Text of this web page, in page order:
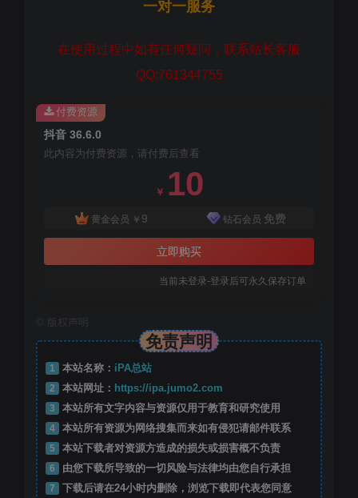
一对一服务
在使用过程中如有任何疑问，联系站长客服
QQ:761344755
抖音 36.6.0
此内容为付费资源，请付费后查看
￥ 10
黄金会员 ￥ 9 钻石会员 免费
立即购买
当前未登录-登录后可永久保存订单
付费资源
版权声明
免责声明
1 本站名称： iPA总站
2
本站网址： https://ipa.jumo2.com
3
本站所有文字内容与资源仅用于教育和研究使用
4
本站所有资源为网络搜集而来如有侵犯请邮件联系
5
本站下载者对资源方造成的损失或损害概不负责
6
由您下载所导致的一切风险与法律均由您自行承担
7
下载后请在24小时内删除，浏览下载即代表您同意